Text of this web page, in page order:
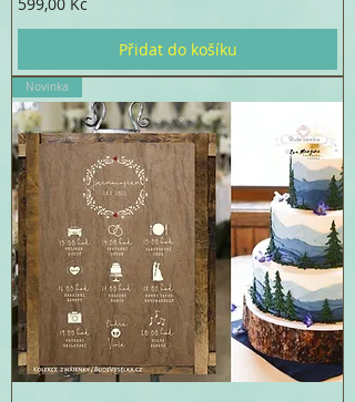
Přidat do košíku
Novinka